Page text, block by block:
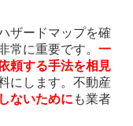
ザードマップを確
常に重要です。 一
頼する手法を相見
にします。不動産
ないために も業者